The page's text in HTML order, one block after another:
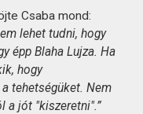
Csaba mond:
lehet tudni, hogy
épp Blaha Lujza. Ha
hogy
tehetségüket. Nem
a jót "kiszeretni".”